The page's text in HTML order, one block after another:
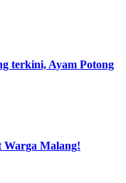
terkini, Ayam Potong
Warga Malang!